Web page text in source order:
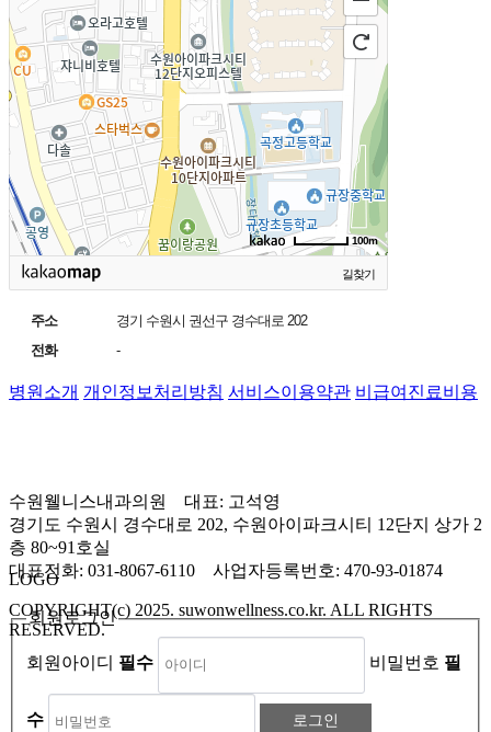
100m
길찾기
주소
경기 수원시 권선구 경수대로 202
전화
-
병원소개 개인정보처리방침 서비스이용약관 비급여진료비용
수원웰니스내과의원 대표: 고석영
경기도 수원시 경수대로 202, 수원아이파크시티 12단지 상가 2
층 80~91호실
대표전화: 031-8067-6110 사업자등록번호: 470-93-01874
COPYRIGHT(c) 2025. suwonwellness.co.kr. ALL RIGHTS
RESERVED.
LOGO
회원로그인
회원아이디 필수 비밀번호 필
수